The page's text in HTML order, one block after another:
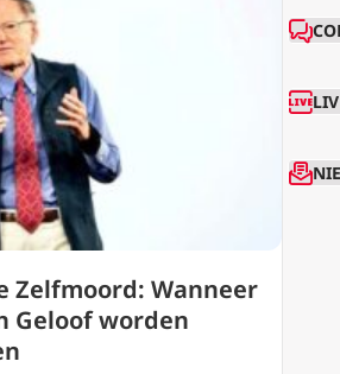
Zelfmoord: Wanneer
Geloof worden